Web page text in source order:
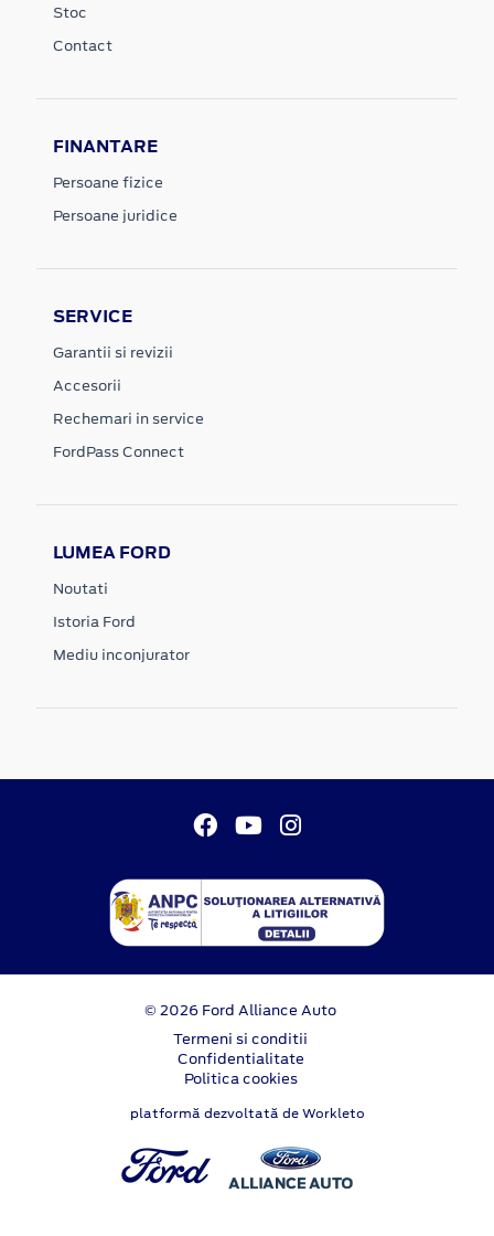
Stoc
Contact
FINANTARE
Persoane fizice
Persoane juridice
SERVICE
Garantii si revizii
Accesorii
Rechemari in service
FordPass Connect
LUMEA FORD
Noutati
Istoria Ford
Mediu inconjurator
© 2026 Ford Alliance Auto
Termeni si conditii
Confidentialitate
Politica cookies
platformă dezvoltată de Workleto